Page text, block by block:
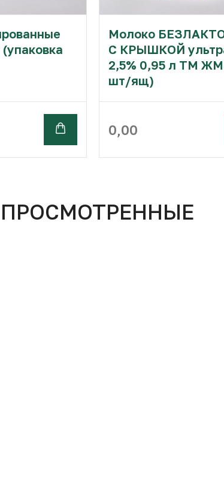
Молоко
С КРЫШКОЙ
2,5% 0,95 л ТМ
шт/ящ)
0,00